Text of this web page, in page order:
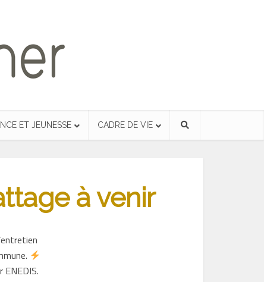
ET JEUNESSE CADRE DE VIE
à venir